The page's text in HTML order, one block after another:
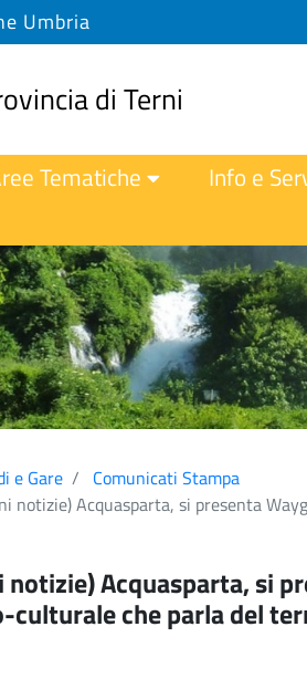
Umbria
di Terni
Tematiche Info e
e Gare
Comunicati Stampa
notizie) Acquasparta, si presenta
Acquasparta, si
che parla del